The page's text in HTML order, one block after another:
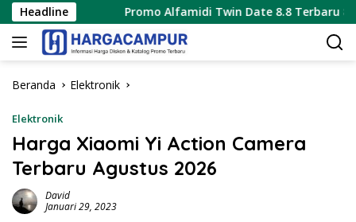
Langsung
ke
konten
Headline
2026 Promo Alfamidi Twin Date 8.8 Terbaru 8
Beranda Elektronik
Elektronik
Harga Xiaomi Yi Action Camera
Terbaru Agustus 2026
David
Januari 29, 2023